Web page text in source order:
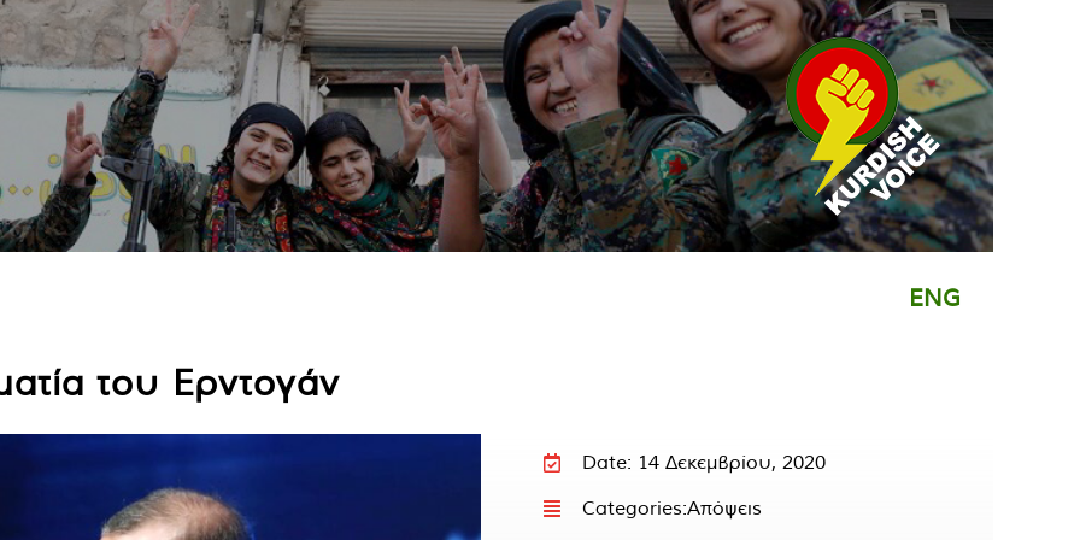
ENG
του Ερντογάν
Date: 14 Δεκεμβρίου, 2020
Categories:Απόψεις